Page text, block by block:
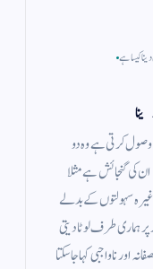
کیسا ہے
کرتی ہے وہ دو
کی گنجائش ہے مثلا
سہولتوں کے بدلے
ہماری طرف لوٹا دیتی
ناواجبی کہا جاسکتا